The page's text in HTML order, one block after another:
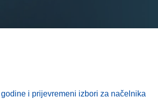
i prijevremeni izbori za načelnika